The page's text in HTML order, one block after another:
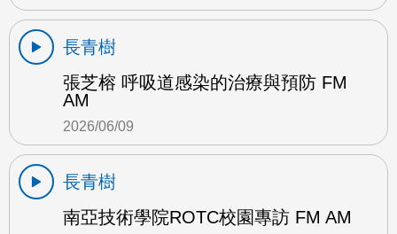
長青樹
張芝榕 呼吸道感染的治療與預防 FM
AM
2026/06/09
長青樹
南亞技術學院ROTC校園專訪 FM AM